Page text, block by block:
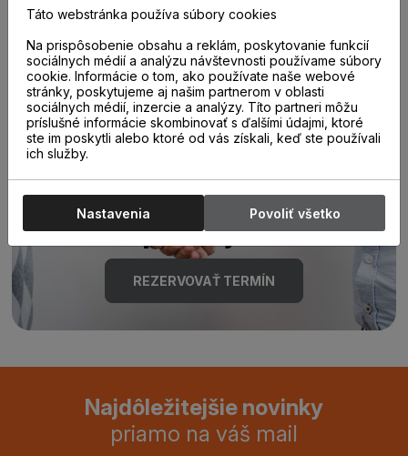
Poraďte sa s
odborníkom u nás na
predajni.
REZERVOVAŤ TERMÍN
Najdôležitejšie novinky
priamo na váš mail
Táto webstránka používa súbory cookies
Na prispôsobenie obsahu a reklám, poskytovanie funkcií
sociálnych médií a analýzu návštevnosti používame súbory
cookie. Informácie o tom, ako používate naše webové
stránky, poskytujeme aj našim partnerom v oblasti
sociálnych médií, inzercie a analýzy. Títo partneri môžu
príslušné informácie skombinovať s ďalšími údajmi, ktoré
ste im poskytli alebo ktoré od vás získali, keď ste používali
ich služby.
Nastavenia Povoliť všetko